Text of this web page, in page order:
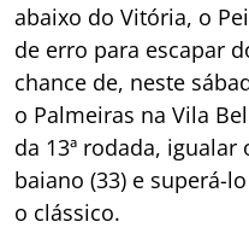
abaixo do Vitória, o
de erro para escapar
chance de, neste
o Palmeiras na Vila
da 13ª rodada,
baiano (33) e superá-
o clássico.